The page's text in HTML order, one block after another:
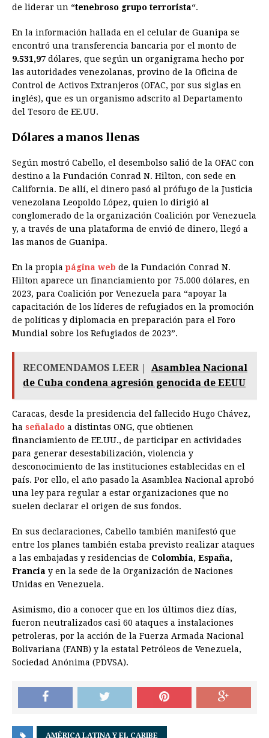
de liderar un “tenebroso grupo terrorista“.
En la información hallada en el celular de Guanipa se
encontró una transferencia bancaria por el monto de
9.531,97 dólares, que según un organigrama hecho por
las autoridades venezolanas, provino de la Oficina de
Control de Activos Extranjeros (OFAC, por sus siglas en
inglés), que es un organismo adscrito al Departamento
del Tesoro de EE.UU.
Dólares a manos llenas
Según mostró Cabello, el desembolso salió de la OFAC con
destino a la Fundación Conrad N. Hilton, con sede en
California. De allí, el dinero pasó al prófugo de la Justicia
venezolana Leopoldo López, quien lo dirigió al
conglomerado de la organización Coalición por Venezuela
y, a través de una plataforma de envió de dinero, llegó a
las manos de Guanipa.
En la propia página web de la Fundación Conrad N.
Hilton aparece un financiamiento por 75.000 dólares, en
2023, para Coalición por Venezuela para “apoyar la
capacitación de los líderes de refugiados en la promoción
de políticas y diplomacia en preparación para el Foro
Mundial sobre los Refugiados de 2023”.
RECOMENDAMOS LEER |
Asamblea Nacional
de Cuba condena agresión genocida de EEUU
Caracas, desde la presidencia del fallecido Hugo Chávez,
ha señalado a distintas ONG, que obtienen
financiamiento de EE.UU., de participar en actividades
para generar desestabilización, violencia y
desconocimiento de las instituciones establecidas en el
país. Por ello, el año pasado la Asamblea Nacional aprobó
una ley para regular a estar organizaciones que no
suelen declarar el origen de sus fondos.
En sus declaraciones, Cabello también manifestó que
entre los planes también estaba previsto realizar ataques
a las embajadas y residencias de Colombia, España,
Francia y en la sede de la Organización de Naciones
Unidas en Venezuela.
Asimismo, dio a conocer que en los últimos diez días,
fueron neutralizados casi 60 ataques a instalaciones
petroleras, por la acción de la Fuerza Armada Nacional
Bolivariana (FANB) y la estatal Petróleos de Venezuela,
Sociedad Anónima (PDVSA).
AMÉRICA LATINA Y EL CARIBE